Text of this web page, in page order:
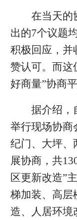
在当天的
出的7个议题
积极回应，并
赞认可。而这
好商量”协商
据介绍，
举行现场协商
纪门、大坪、
展协商，共
区更新改造”
梯加装、高层
造、人居环境